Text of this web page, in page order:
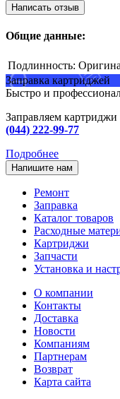
Написать отзыв
Общие данные:
Подлинность:
Заправка картриджей
Быстро и
Заправляем картриджи
(044) 222-99-77
Подробнее
Напишите нам
Ремонт
Заправка
Каталог товаров
Расходные
Картриджи
Запчасти
Установка и
О компании
Контакты
Доставка
Новости
Компаниям
Партнерам
Возврат
Карта сайта